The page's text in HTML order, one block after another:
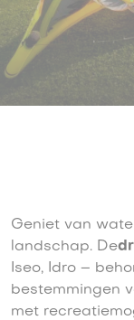
Geniet van
landschap. De
Iseo, Idro –
bestemmingen
met